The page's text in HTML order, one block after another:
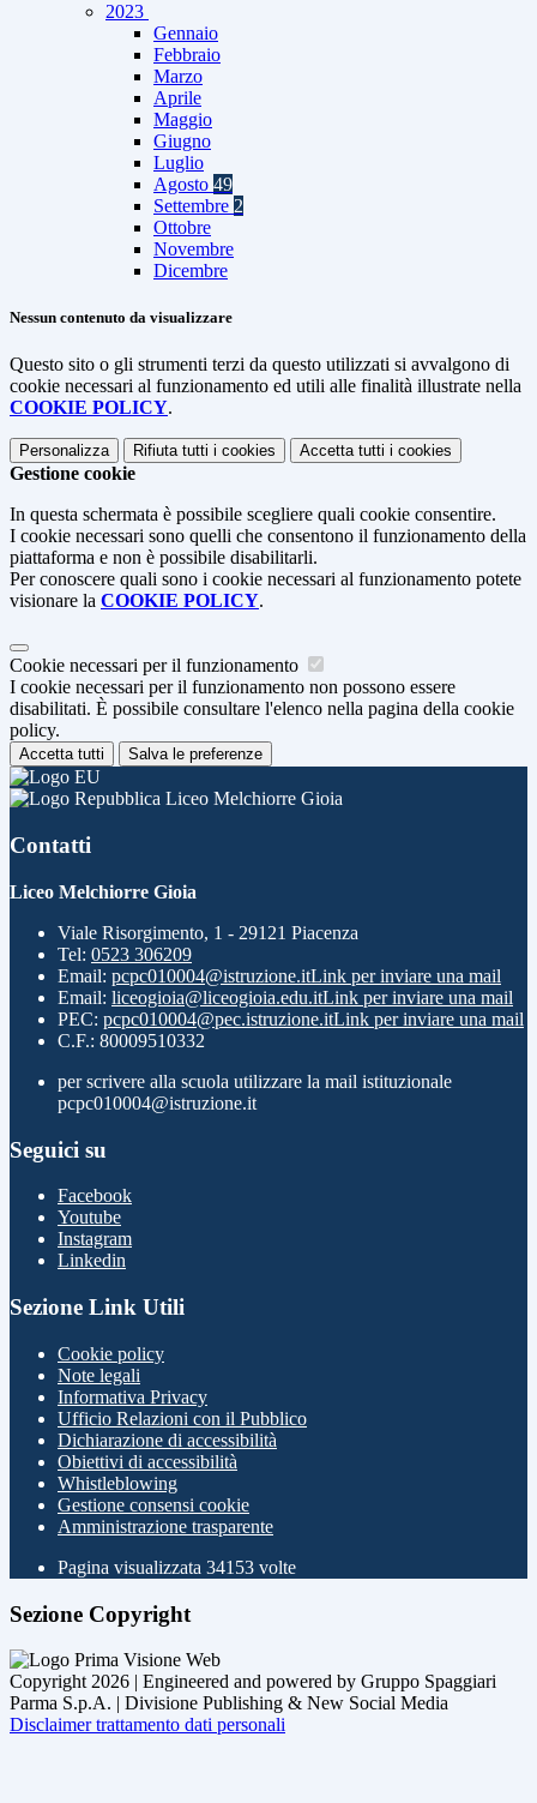
2023
Gennaio
Febbraio
Marzo
Aprile
Maggio
Giugno
Luglio
Agosto 49
Settembre 2
Ottobre
Novembre
Dicembre
Nessun contenuto da visualizzare
Questo sito o gli strumenti terzi da questo utilizzati si avvalgono di
cookie necessari al funzionamento ed utili alle finalità illustrate nella
COOKIE POLICY.
Personalizza Rifiuta tutti i cookies Accetta tutti i cookies
Gestione cookie
In questa schermata è possibile scegliere quali cookie consentire.
I cookie necessari sono quelli che consentono il funzionamento della
piattaforma e non è possibile disabilitarli.
Per conoscere quali sono i cookie necessari al funzionamento potete
visionare la COOKIE POLICY.
Cookie necessari per il funzionamento
I cookie necessari per il funzionamento non possono essere
disabilitati. È possibile consultare l'elenco nella pagina della cookie
policy.
Accetta tutti Salva le preferenze
Liceo Melchiorre Gioia
Contatti
Liceo Melchiorre Gioia
Viale Risorgimento, 1 - 29121 Piacenza
Tel: 0523 306209
Email: pcpc010004@istruzione.itLink per inviare una mail
Email: liceogioia@liceogioia.edu.itLink per inviare una mail
PEC: pcpc010004@pec.istruzione.itLink per inviare una mail
C.F.: 80009510332
per scrivere alla scuola utilizzare la mail istituzionale
pcpc010004@istruzione.it
Seguici su
Facebook
Youtube
Instagram
Linkedin
Sezione Link Utili
Cookie policy
Note legali
Informativa Privacy
Ufficio Relazioni con il Pubblico
Dichiarazione di accessibilità
Obiettivi di accessibilità
Whistleblowing
Gestione consensi cookie
Amministrazione trasparente
Pagina visualizzata 34153 volte
Sezione Copyright
Copyright 2026 | Engineered and powered by Gruppo Spaggiari
Parma S.p.A. | Divisione Publishing & New Social Media
Disclaimer trattamento dati personali